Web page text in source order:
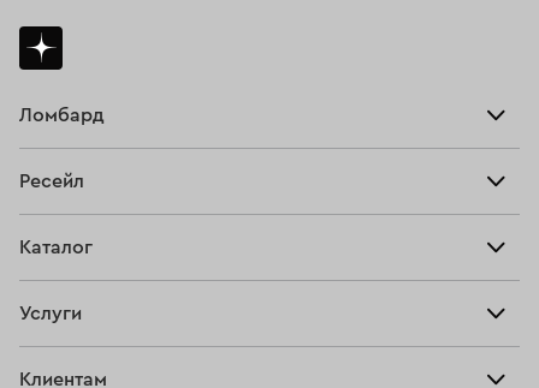
Ломбард
Тарифы
Ресейл
Купить
Каталог
Серьги
Услуги
Клиентам